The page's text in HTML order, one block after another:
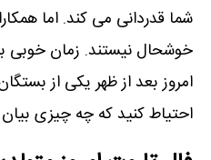
شما قدردانی می کند. اما
خوشحال نیستند. زمان خوبی
امروز بعد از ظهر یکی از
احتیاط کنید که چه چیزی